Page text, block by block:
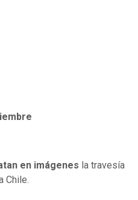
en imágenes la travesía
Chile.